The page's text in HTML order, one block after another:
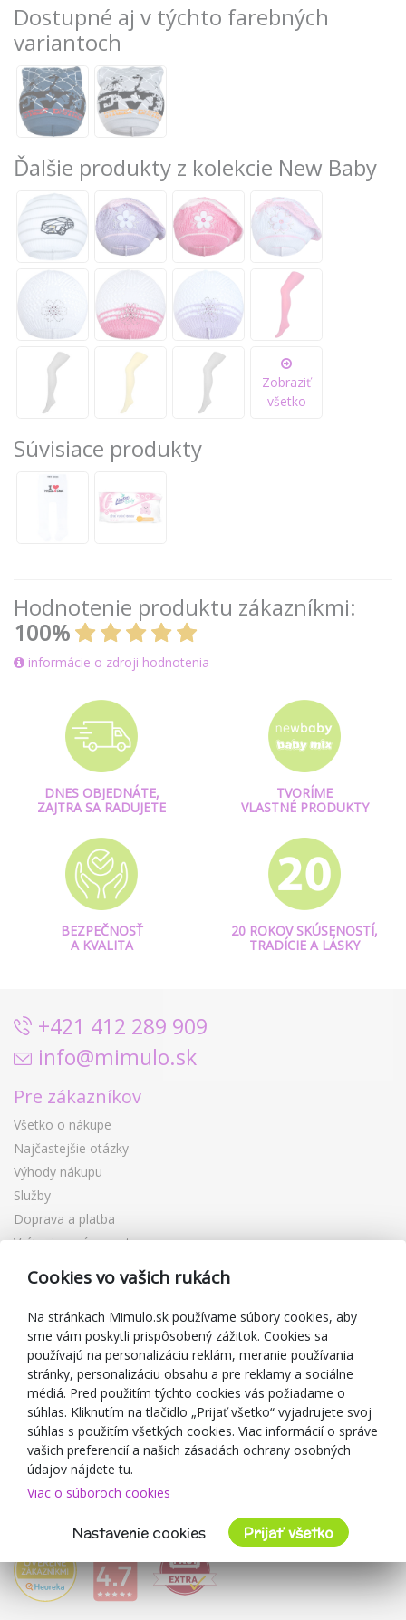
Dostupné aj v týchto farebných
variantoch
Ďalšie produkty z kolekcie New Baby
Zobraziť
všetko
Súvisiace produkty
Hodnotenie produktu zákazníkmi:
100%
informácie o zdroji hodnotenia
DNES OBJEDNÁTE,
ZAJTRA SA RADUJETE
TVORÍME
VLASTNÉ PRODUKTY
BEZPEČNOSŤ
A KVALITA
20 ROKOV SKÚSENOSTÍ,
TRADÍCIE A LÁSKY
+421 412 289 909
info@mimulo.sk
Pre zákazníkov
Všetko o nákupe
Najčastejšie otázky
Výhody nákupu
Služby
Doprava a platba
Vrátenie a výmena tovaru
Reklamácia
Darčekové poukážky
Zľavové kupóny
Blog
O predajcovi
Mimulo.sk
Obchodné podmienky
Ochrana osobných údajov GDPR
Kontakty
Spolupracujeme
Cookies vo vašich rukách
Na stránkach Mimulo.sk používame súbory cookies, aby
sme vám poskytli prispôsobený zážitok. Cookies sa
používajú na personalizáciu reklám, meranie používania
stránky, personalizáciu obsahu a pre reklamy a sociálne
médiá. Pred použitím týchto cookies vás požiadame o
súhlas. Kliknutím na tlačidlo „Prijať všetko“ vyjadrujete svoj
súhlas s použitím všetkých cookies. Viac informácií o správe
vašich preferencií a našich zásadách ochrany osobných
údajov nájdete tu.
Viac o súboroch cookies
Nastavenie cookies Prijať všetko